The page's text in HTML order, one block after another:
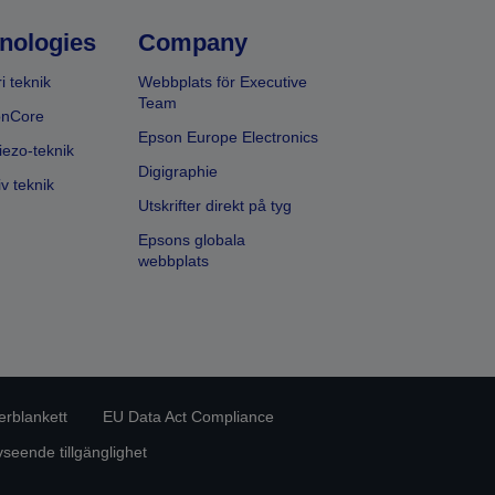
teknik
teknik
teknik
Company
Webbplats för Executive
Team
Epson Europe Electronics
Digigraphie
Utskrifter direkt på tyg
Epsons globala
webbplats
EU Data Act Compliance
tillgänglighet